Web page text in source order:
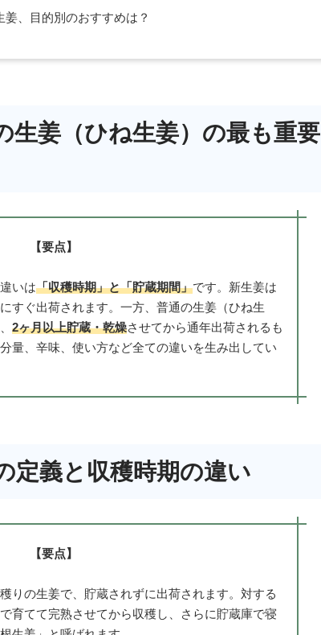
、目的別のおすすめは？
生姜（ひね生姜）の最も重要
【要点】
いは「収穫時期」と「貯蔵期間」です。新生姜は
すぐ出荷されます。一方、普通の生姜（ひね生
2ヶ月以上貯蔵・乾燥させてから通年出荷されるも
量、辛味、使い方など全ての違いを生み出してい
定義と収穫時期の違い
【要点】
りの生姜で、貯蔵されずに出荷されます。対する
育てて完熟させてから収穫し、さらに貯蔵庫で寝